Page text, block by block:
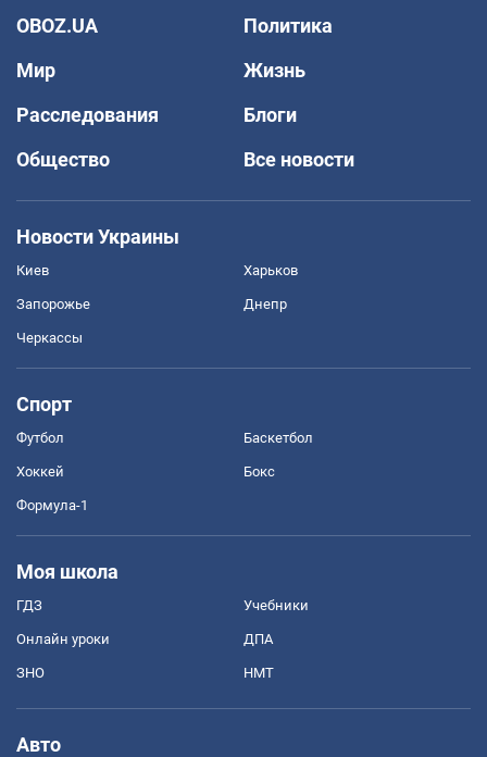
OBOZ.UA
Политика
Мир
Жизнь
Расследования
Блоги
Общество
Все новости
Новости Украины
Киев Харьков
Запорожье Днепр
Черкассы
Спорт
Футбол Баскетбол
Хоккей Бокс
Формула-1
Моя школа
ГДЗ Учебники
Онлайн уроки ДПА
ЗНО НМТ
Авто